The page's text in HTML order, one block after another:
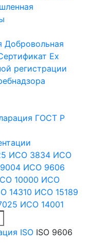
Добровольная
Ex
регистрации
ГОСТ Р
ИСО 3834 ИСО
ИСО 9606
10000 ИСО
14310 ИСО 15189
ИСО 14001
ISO ISO 9606